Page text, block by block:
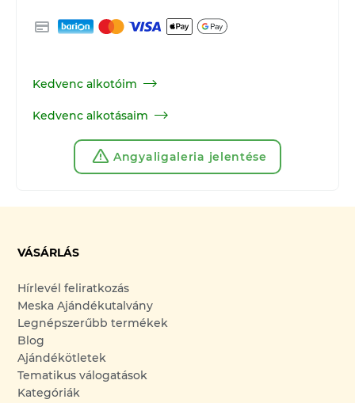
Kedvenc alkotóim
Kedvenc alkotásaim
Angyaligaleria jelentése
VÁSÁRLÁS
Hírlevél feliratkozás
Meska Ajándékutalvány
Legnépszerűbb termékek
Blog
Ajándékötletek
Tematikus válogatások
Kategóriák